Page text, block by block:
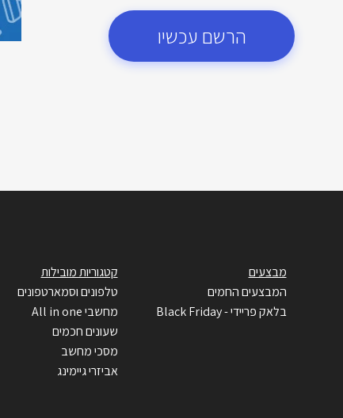
הרשם עכשיו
מבצעים
המבצעים החמים
בלאק פריידי - Black Friday
קטגוריות מובילות
טלפונים וסמארטפונים
מחשבי All in one
שעונים חכמים
מסכי מחשב
אביזרי גיימינג